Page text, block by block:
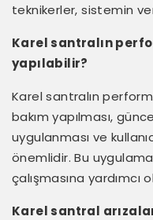
teknikerler, sistemin
Karel santralın
yapılabilir?
Karel santralın
bakım yapılması,
uygulanması ve
önemlidir. Bu
çalışmasına yardımcı
Karel santral